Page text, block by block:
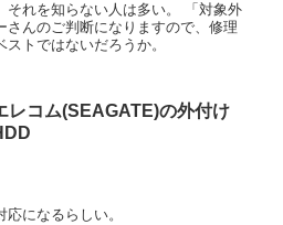
それを知らない人は多い。 「対象外
さんのご判断になりますので、修理
トではないだろうか。
レコム(SEAGATE)の外付け
になるらしい。